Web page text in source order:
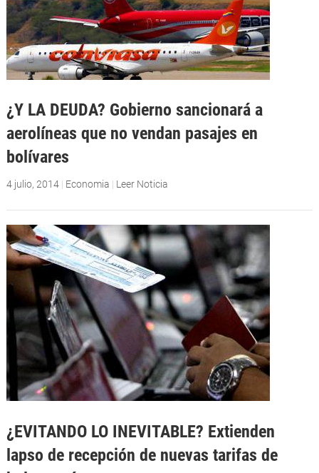
¿Y LA DEUDA? Gobierno sancionará a
aerolíneas que no vendan pasajes en
bolívares
4 julio, 2014| Economia | Leer Noticia
¿EVITANDO LO INEVITABLE? Extienden
lapso de recepción de nuevas tarifas de